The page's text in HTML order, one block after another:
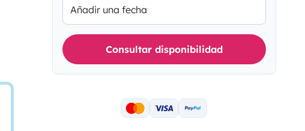
Añadir una fecha
Consultar disponibilidad